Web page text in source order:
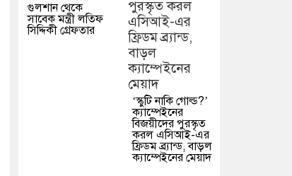
গুলশান থেকে
সাবেক মন্ত্রী লতিফ
সিদ্দিকী গ্রেফতার
‘স্কুটি নাকি গোল্ড?’
ক্যাম্পেইনের
বিজয়ীদের পুরস্কৃত
করল এসিআই-এর
ফ্রিডম ব্র্যান্ড, বাড়ল
ক্যাম্পেইনের মেয়াদ